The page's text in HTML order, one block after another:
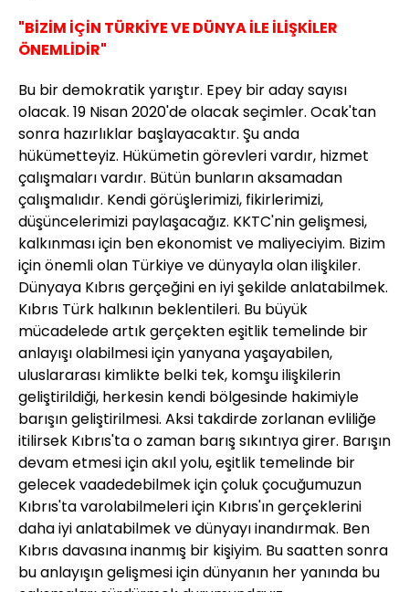
"BİZİM İÇİN TÜRKİYE VE DÜNYA İLE İLİŞKİLER
ÖNEMLİDİR"
Bu bir demokratik yarıştır. Epey bir aday sayısı
olacak. 19 Nisan 2020'de olacak seçimler. Ocak'tan
sonra hazırlıklar başlayacaktır. Şu anda
hükümetteyiz. Hükümetin görevleri vardır, hizmet
çalışmaları vardır. Bütün bunların aksamadan
çalışmalıdır. Kendi görüşlerimizi, fikirlerimizi,
düşüncelerimizi paylaşacağız. KKTC'nin gelişmesi,
kalkınması için ben ekonomist ve maliyeciyim. Bizim
için önemli olan Türkiye ve dünyayla olan ilişkiler.
Dünyaya Kıbrıs gerçeğini en iyi şekilde anlatabilmek.
Kıbrıs Türk halkının beklentileri. Bu büyük
mücadelede artık gerçekten eşitlik temelinde bir
anlayışı olabilmesi için yanyana yaşayabilen,
uluslararası kimlikte belki tek, komşu ilişkilerin
geliştirildiği, herkesin kendi bölgesinde hakimiyle
barışın geliştirilmesi. Aksi takdirde zorlanan evliliğe
itilirsek Kıbrıs'ta o zaman barış sıkıntıya girer. Barışın
devam etmesi için akıl yolu, eşitlik temelinde bir
gelecek vaadedebilmek için çoluk çocuğumuzun
Kıbrıs'ta varolabilmeleri için Kıbrıs'ın gerçeklerini
daha iyi anlatabilmek ve dünyayı inandırmak. Ben
Kıbrıs davasına inanmış bir kişiyim. Bu saatten sonra
bu anlayışın gelişmesi için dünyanın her yanında bu